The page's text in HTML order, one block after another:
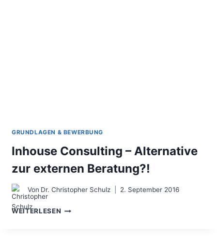
GRUNDLAGEN & BEWERBUNG
Inhouse Consulting – Alternative
zur externen Beratung?!
Von Dr. Christopher Schulz 2. September 2016
WEITERLESEN INHOUSE